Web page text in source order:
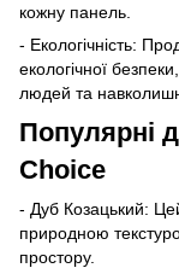
кожну панель.
- Екологічність:
екологічної
людей та
Популярні
Choice
- Дуб Козацький:
природною
простору.